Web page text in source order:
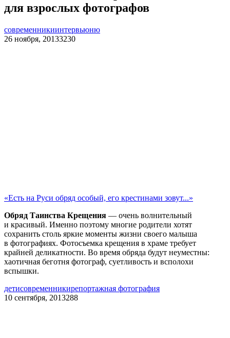
для взрослых фотографов
современникиинтервьюню
26 ноября, 20133230
«Есть на Руси обряд особый, его крестинами зовут...»
Обряд Таинства Крещения — очень волнительный
и красивый. Именно поэтому многие родители хотят
сохранить столь яркие моменты жизни своего малыша
в фотографиях. Фотосъемка крещения в храме требует
крайней деликатности. Во время обряда будут неуместны:
хаотичная беготня фотограф, суетливость и всполохи
вспышки.
детисовременникирепортажная фотография
10 сентября, 2013288